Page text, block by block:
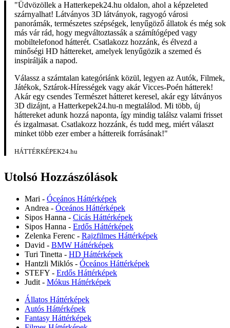
"Üdvözöllek a Hatterkepek24.hu oldalon, ahol a képzeleted
szárnyalhat! Látványos 3D látványok, ragyogó városi
panorámák, természetes szépségek, lenyűgöző állatok és még sok
más vár rád, hogy megváltoztassák a számítógéped vagy
mobiltelefonod hátterét. Csatlakozz hozzánk, és élvezd a
minőségi HD háttereket, amelyek lenyűgözik a szemed és
inspirálják a napod.
Válassz a számtalan kategóriánk közül, legyen az Autók, Filmek,
Játékok, Sztárok-Hírességek vagy akár Vicces-Poén hátterek!
Akár egy csendes Természet hátteret keresel, akár egy látványos
3D dizájnt, a Hatterkepek24.hu-n megtalálod. Mi több, új
háttereket adunk hozzá naponta, így mindig találsz valami frisset
és izgalmasat. Csatlakozz hozzánk, és tudd meg, miért választ
minket több ezer ember a háttereik forrásának!"
HÁTTÉRKÉPEK24.hu
Utolsó Hozzászólások
Mari - Óceános Háttérképek
Andrea - Óceános Háttérképek
Sipos Hanna - Cicás Háttérképek
Sipos Hanna - Erdős Háttérképek
Zelenka Ferenc - Rajzfilmes Háttérképek
David - BMW Háttérképek
Turi Tinetta - HD Háttérképek
Hantzli Miklós - Óceános Háttérképek
STEFY - Erdős Háttérképek
Judit - Mókus Háttérképek
Állatos Háttérképek
Autós Háttérképek
Fantasy Háttérképek